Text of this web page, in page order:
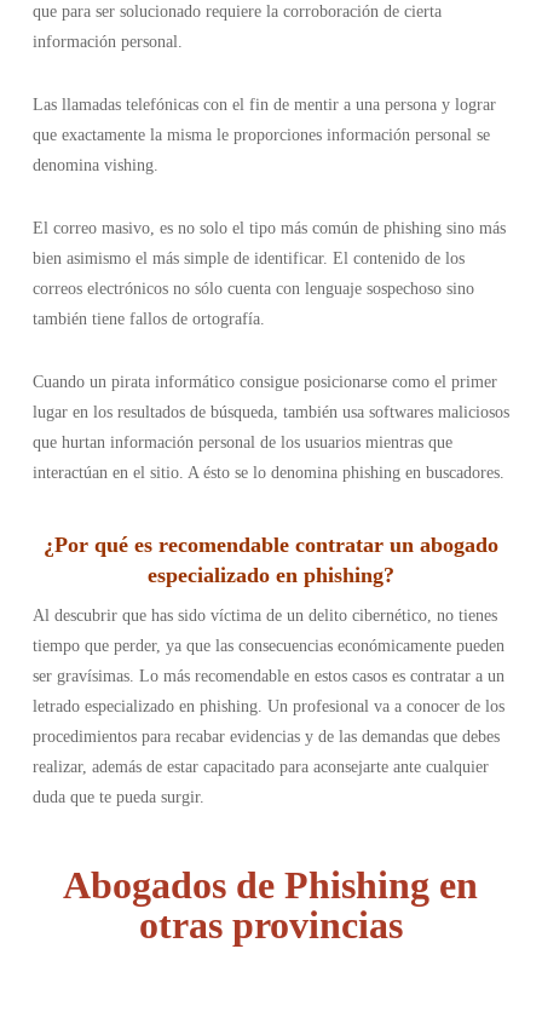
que para ser solucionado requiere la corroboración de cierta
información personal.
Las llamadas telefónicas con el fin de mentir a una persona y lograr
que exactamente la misma le proporciones información personal se
denomina vishing.
El correo masivo, es no solo el tipo más común de phishing sino más
bien asimismo el más simple de identificar. El contenido de los
correos electrónicos no sólo cuenta con lenguaje sospechoso sino
también tiene fallos de ortografía.
Cuando un pirata informático consigue posicionarse como el primer
lugar en los resultados de búsqueda, también usa softwares maliciosos
que hurtan información personal de los usuarios mientras que
interactúan en el sitio. A ésto se lo denomina phishing en buscadores.
¿Por qué es recomendable contratar un abogado
especializado en phishing?
Al descubrir que has sido víctima de un delito cibernético, no tienes
tiempo que perder, ya que las consecuencias económicamente pueden
ser gravísimas. Lo más recomendable en estos casos es contratar a un
letrado especializado en phishing. Un profesional va a conocer de los
procedimientos para recabar evidencias y de las demandas que debes
realizar, además de estar capacitado para aconsejarte ante cualquier
duda que te pueda surgir.
Abogados de Phishing en
otras provincias